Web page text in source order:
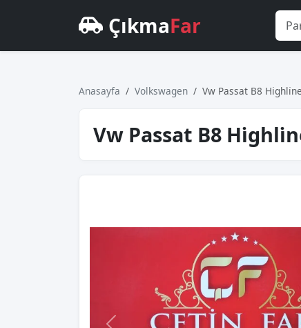
ÇıkmaFar
Anasayfa Volkswagen Vw Passat B8
Vw Passat B8